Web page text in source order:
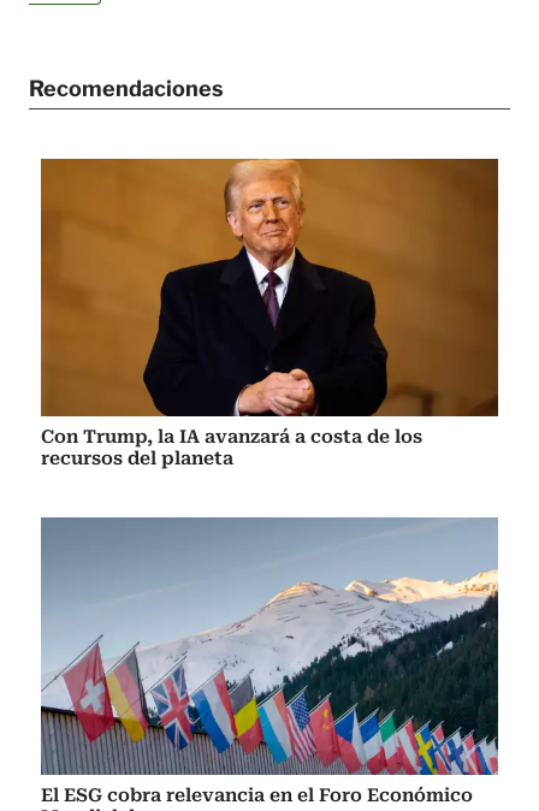
Recomendaciones
Con Trump, la IA avanzará a costa de los
recursos del planeta
El ESG cobra relevancia en el Foro Económico